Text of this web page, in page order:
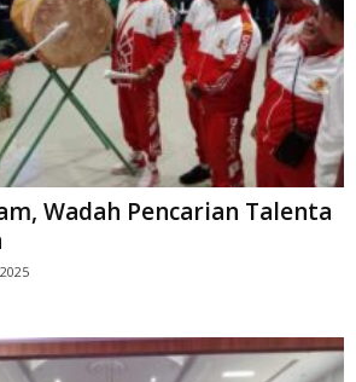
Wadah Pencarian Talenta